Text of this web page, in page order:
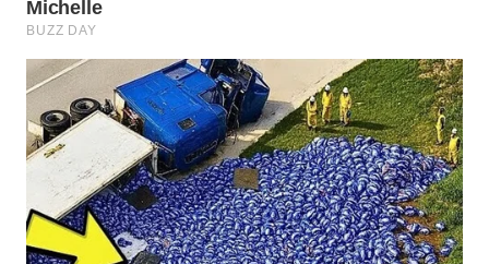
WN
SURABAYA
WN
NATUNA
WN
BINTAN
WN